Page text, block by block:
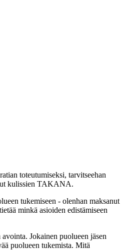
toteutumiseksi, tarvitseehan
kulissien TAKANA.
tukemiseen - olenhan maksanut
minkä asioiden edistämiseen
Jokainen puolueen jäsen
puolueen tukemista. Mitä